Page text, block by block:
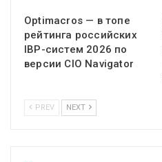
Optimacros — в топе
рейтинга российских
IBP-систем 2026 по
версии CIO Navigator
PREV NEXT